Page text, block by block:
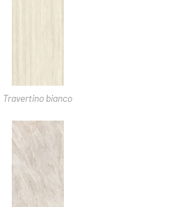
Travertino bianco